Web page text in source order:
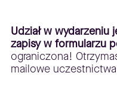
Udział w wydarzeniu
zapisy w formularzu
ograniczona!
mailowe